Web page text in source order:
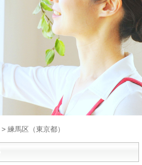
> 練馬区（東京都）